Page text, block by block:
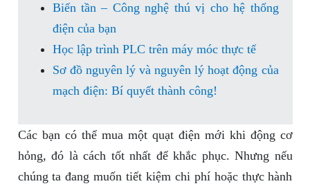
Biến tần – Công nghệ thú vị cho hệ thống
điện của bạn
Học lập trình PLC trên máy móc thực tế
Sơ đồ nguyên lý và nguyên lý hoạt động của
mạch điện: Bí quyết thành công!
Các bạn có thể mua một quạt điện mới khi động cơ
hỏng, đó là cách tốt nhất để khắc phục. Nhưng nếu
chúng ta đang muốn tiết kiệm chi phí hoặc thực hành